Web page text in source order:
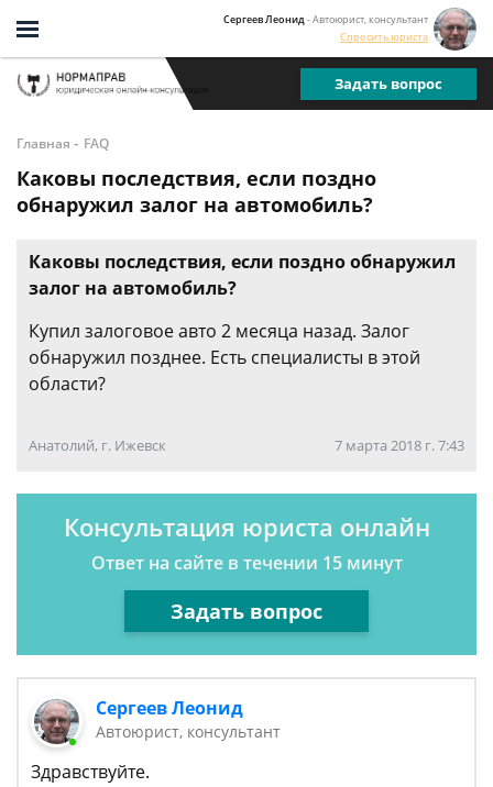
Сергеев Леонид - Автоюрист, консультант
Спросить юриста
Задать вопрос
Главная - FAQ
Каковы последствия, если поздно
обнаружил залог на автомобиль?
Каковы последствия, если поздно обнаружил
залог на автомобиль?
Купил залоговое авто 2 месяца назад. Залог
обнаружил позднее. Есть специалисты в этой
области?
Анатолий, г. Ижевск 7 марта 2018 г. 7:43
Консультация юриста онлайн
Ответ на сайте в течении 15 минут
Задать вопрос
Сергеев Леонид
Автоюрист, консультант
Здравствуйте.